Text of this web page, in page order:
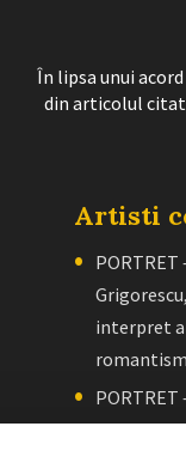
În lipsa unui
din articolul
Artisti
PORTRET
interpret
PORTRET
Luchian,